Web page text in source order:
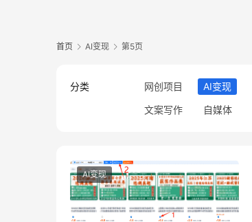
首页 AI变现 第5页
分类 网创项目 AI变现
文案写作
自媒体
AI变现